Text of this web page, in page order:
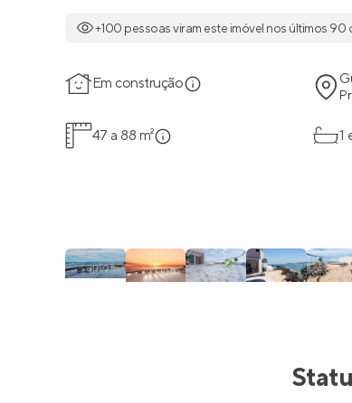
+100 pessoas viram este imóvel nos últimos 90
Em construção
47 a 88 m² 1